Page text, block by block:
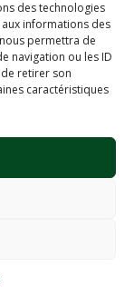
des technologies
informations des
permettra de
navigation ou les ID
retirer son
caractéristiques
22000